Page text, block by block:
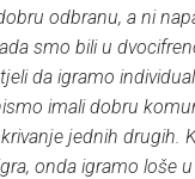
odbranu, a ni
smo bili u
da igramo
imali dobru
jednih drugih.
onda igramo loše u